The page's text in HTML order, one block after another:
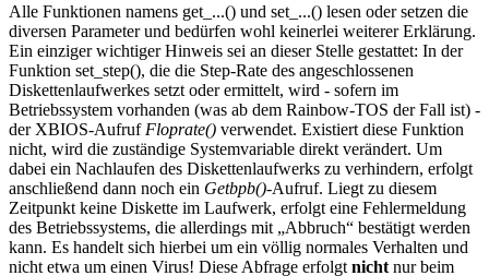
Alle Funktionen namens get_...() und set_...() lesen oder setzen die
diversen Parameter und bedürfen wohl keinerlei weiterer Erklärung.
Ein einziger wichtiger Hinweis sei an dieser Stelle gestattet: In der
Funktion set_step(), die die Step-Rate des angeschlossenen
Diskettenlaufwerkes setzt oder ermittelt, wird - sofern im
Betriebssystem vorhanden (was ab dem Rainbow-TOS der Fall ist) -
der XBIOS-Aufruf Floprate() verwendet. Existiert diese Funktion
nicht, wird die zuständige Systemvariable direkt verändert. Um
dabei ein Nachlaufen des Diskettenlaufwerks zu verhindern, erfolgt
anschließend dann noch ein Getbpb()-Aufruf. Liegt zu diesem
Zeitpunkt keine Diskette im Laufwerk, erfolgt eine Fehlermeldung
des Betriebssystems, die allerdings mit „Abbruch“ bestätigt werden
kann. Es handelt sich hierbei um ein völlig normales Verhalten und
nicht etwa um einen Virus! Diese Abfrage erfolgt nicht nur beim